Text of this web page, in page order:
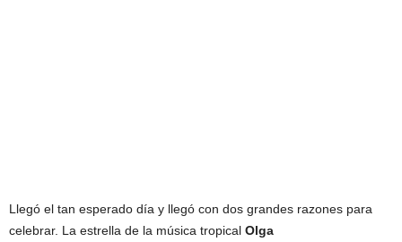
Llegó el tan esperado día y llegó con dos grandes razones para
celebrar. La estrella de la música tropical Olga